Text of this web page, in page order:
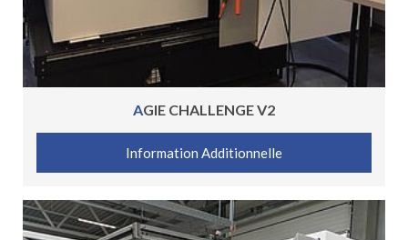
AGIE CHALLENGE V2
Information Additionnelle